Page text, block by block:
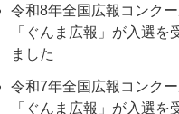
令和8年全国広報コンク
「ぐんま広報」が入選を
ました
令和7年全国広報コンク
「ぐんま広報」が入選を